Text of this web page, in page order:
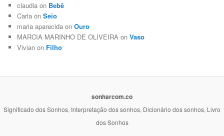
claudia on Bebê
Carla onSeio
maria aparecida onOuro
MARCIA MARINHO DE OLIVEIRA onVaso
Vivian on Filho
sonharcom.co
Significado dos Sonhos, Interpretação dos sonhos, Dicionário dos sonhos, Livro
dos Sonhos